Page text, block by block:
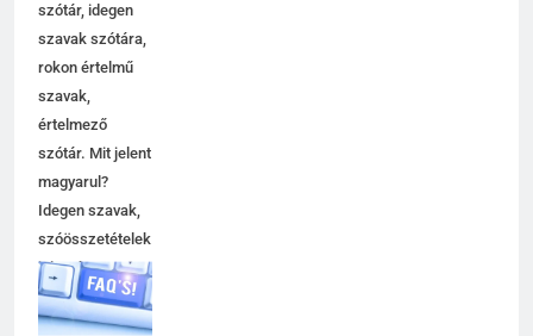
szótár, idegen
szavak szótára,
rokon értelmű
szavak,
értelmező
szótár. Mit jelent
magyarul?
Idegen szavak,
szóösszetételek
jelentése,
magyarázata,
használata,